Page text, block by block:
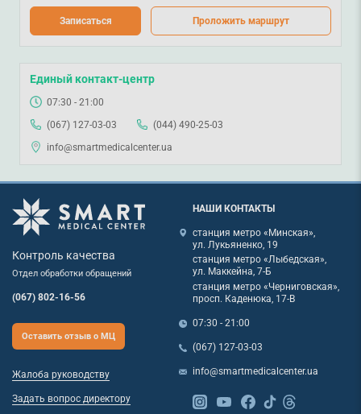
Записаться Проложить маршрут
Единый контакт-центр
07:30 - 21:00
(067) 127-03-03
(044) 490-25-03
info@smartmedicalcenter.ua
Контроль качества
Отдел обработки обращений
(067) 802-16-56
Оставить отзыв о МЦ
Жалоба руководству
Задать вопрос директору
НАШИ КОНТАКТЫ
станция метро «Минская»,
ул. Лукьяненко, 19
станция метро «Лыбедская»,
ул. Маккейна, 7-Б
станция метро «Черниговская»,
просп. Каденюка, 17-В
07:30 - 21:00
(067) 127-03-03
info@smartmedicalcenter.ua